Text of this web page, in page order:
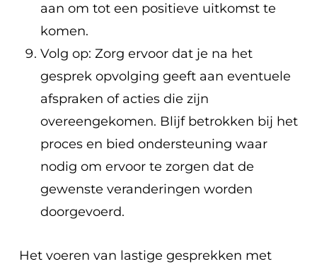
aan om tot een positieve uitkomst te
komen.
Volg op: Zorg ervoor dat je na het
gesprek opvolging geeft aan eventuele
afspraken of acties die zijn
overeengekomen. Blijf betrokken bij het
proces en bied ondersteuning waar
nodig om ervoor te zorgen dat de
gewenste veranderingen worden
doorgevoerd.
Het voeren van lastige gesprekken met